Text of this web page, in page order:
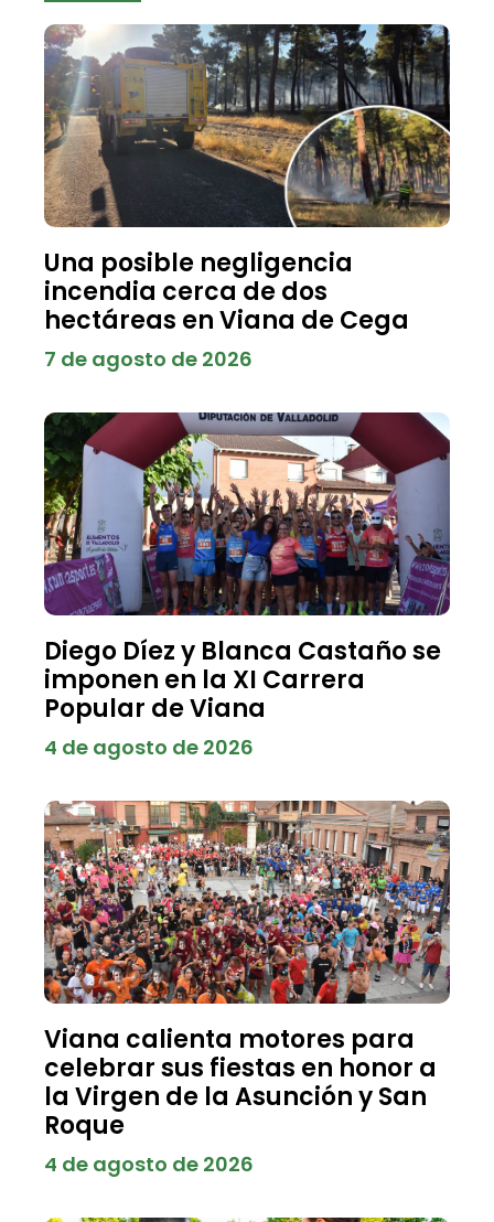
Una posible negligencia
incendia cerca de dos
hectáreas en Viana de Cega
7 de agosto de 2026
Diego Díez y Blanca Castaño se
imponen en la XI Carrera
Popular de Viana
4 de agosto de 2026
Viana calienta motores para
celebrar sus fiestas en honor a
la Virgen de la Asunción y San
Roque
4 de agosto de 2026